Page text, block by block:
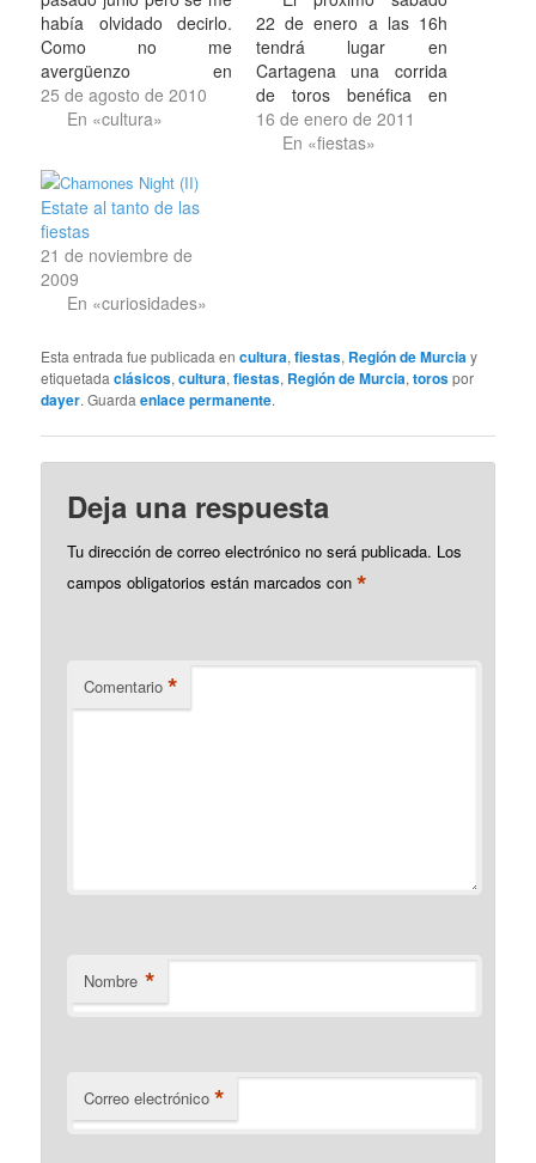
había olvidado decirlo.
Como no me
avergüenzo en
reconocer, del mundo de
la tauromaquia
pero en la feria murciana
del año pasado fuimos a
la corrida de Rafaelillo,
El Fandi y Miguel Ángel
Perera y nos lo pasamos
bastante…
25 de agosto de 2010
En «cultura»
22 de enero a las 16h
tendrá lugar en
Cartagena una corrida
de toros benéfica en
homenaje al paisano y
matador de toros José
16 de enero de 2011
En «fiestas»
Estate al tanto de las
fiestas
21 de noviembre de
2009
En «curiosidades»
Esta entrada fue publicada encultura,fiestas, Región de Murcia y
etiquetadaclásicos,cultura,fiestas, Región de Murcia,torospor
dayer. Guardaenlace permanente.
Deja una respuesta
Tu dirección de correo electrónico no será publicada. Los
campos obligatorios están marcados con*
Comentario *
Nombre *
Correo electrónico *